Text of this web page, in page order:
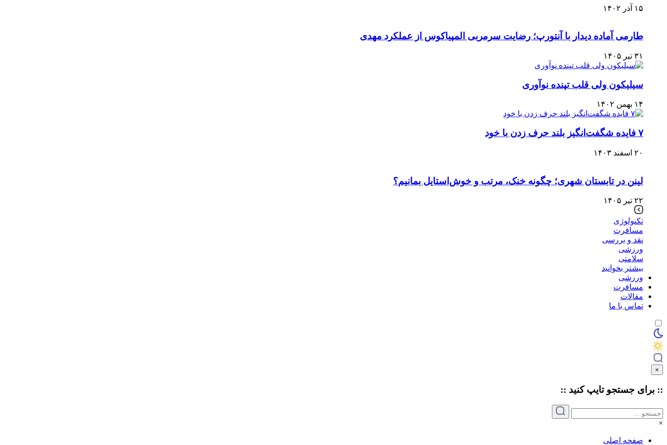
۱۵ آذر ۱۴۰۲
طارمی آماده دیدار با آنتورپ؛ رضایت سرمربی المپیاکوس از عملکرد مهدی
۳۱ تیر ۱۴۰۵
سیلیکون ولی قلب تپنده نوآوری
۱۴ بهمن ۱۴۰۲
۷ فایده شگفت‌انگیز بلند حرف زدن با خود
۲۰ اسفند ۱۴۰۳
لینن در تابستان شهری؛ چگونه خنک، مرتب و خوش‌استایل بمانیم؟
۲۲ تیر ۱۴۰۵
تکنولوژی
مسافرت
نقد و بررسی
ورزشی
سلامتی
بیشتر بخوانید
ورزشی
مسافرت
مقالات
تماس با ما
×
:: برای جستجو تایپکنید ::
×
صفحه اصلی